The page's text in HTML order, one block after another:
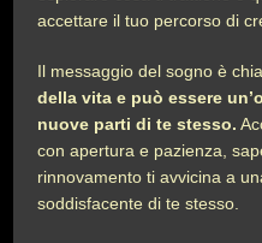
accettare il tuo percorso di
Il messaggio del sogno è
della vita e può essere
nuove parti di te stesso.
con apertura e pazienza,
rinnovamento ti avvicina a
soddisfacente di te stesso.